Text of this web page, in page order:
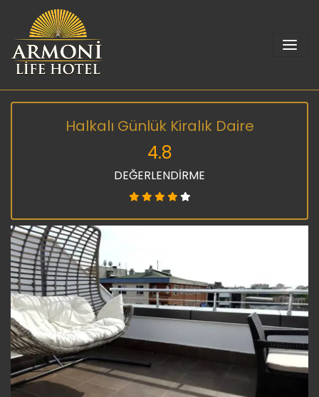
Halkalı Günlük Kiralık Daire
4.8
DEĞERLENDİRME